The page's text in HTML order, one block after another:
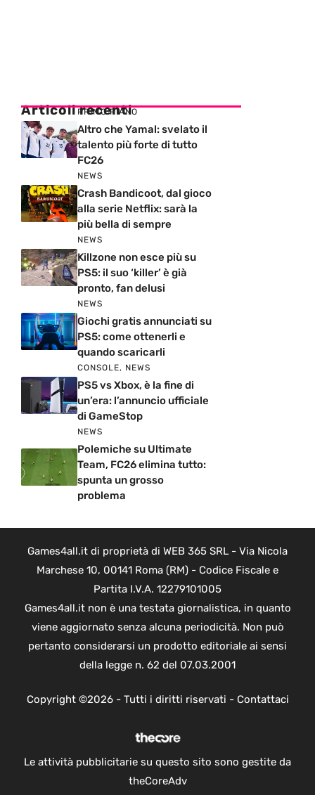
Articoli recenti
PRIMO PIANO
Altro che Yamal: svelato il
talento più forte di tutto
FC26
NEWS
Crash Bandicoot, dal gioco
alla serie Netflix: sarà la
più bella di sempre
NEWS
Killzone non esce più su
PS5: il suo ‘killer’ è già
pronto, fan delusi
NEWS
Giochi gratis annunciati su
PS5: come ottenerli e
quando scaricarli
CONSOLE, NEWS
PS5 vs Xbox, è la fine di
un’era: l’annuncio ufficiale
di GameStop
NEWS
Polemiche su Ultimate
Team, FC26 elimina tutto:
spunta un grosso
problema
Games4all.it di proprietà di WEB 365 SRL - Via Nicola
Marchese 10, 00141 Roma (RM) - Codice Fiscale e
Partita I.V.A. 12279101005
Games4all.it non è una testata giornalistica, in quanto
viene aggiornato senza alcuna periodicità. Non può
pertanto considerarsi un prodotto editoriale ai sensi
della legge n. 62 del 07.03.2001
Copyright ©2026 - Tutti i diritti riservati - Contattaci
Le attività pubblicitarie su questo sito sono gestite da
theCoreAdv